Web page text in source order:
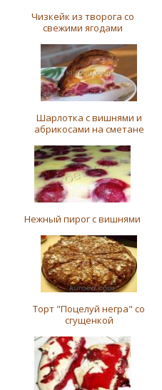
Чизкейк из творога со
свежими ягодами
Шарлотка с вишнями и
абрикосами на сметане
Нежный пирог с вишнями
Торт "Поцелуй негра" со
сгущенкой